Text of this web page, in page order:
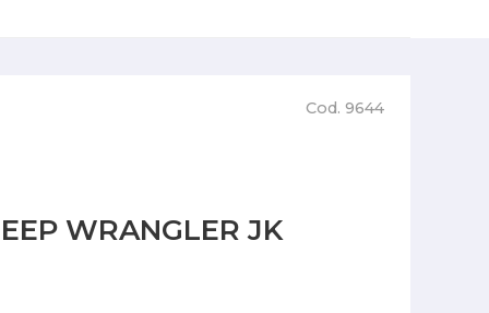
Cod. 9644
WRANGLER JK